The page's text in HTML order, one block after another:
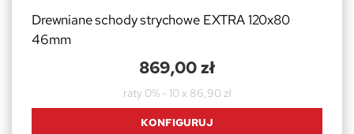
Drewniane schody strychowe EXTRA 120x80
46mm
869,00 zł
raty 0% - 10 x 86,90 zł
KONFIGURUJ